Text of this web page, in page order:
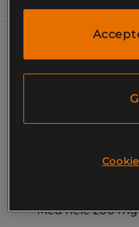
i stedet vil tage en
60 ml giver hele 200
Koncentreret,
Med hele 200